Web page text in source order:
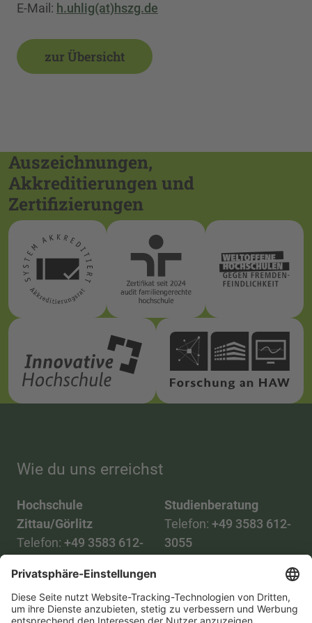
E-Mail: h.uhlig(at)hszg.de
zur Übersicht
Auszeichnungen,
Akkreditierungen und
Zertifizierungen
Wie du uns erreichst
Hochschule
Zittau/Görlitz
Telefon: +49 3583 612-
Mail:info(at)hszg.de
Studienberatung
Telefon: +49 3583 612-
3055
Mail:
stud.info(at)hszg.de